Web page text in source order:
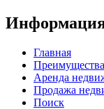
Главная
Аренда
Продажа
Поиск